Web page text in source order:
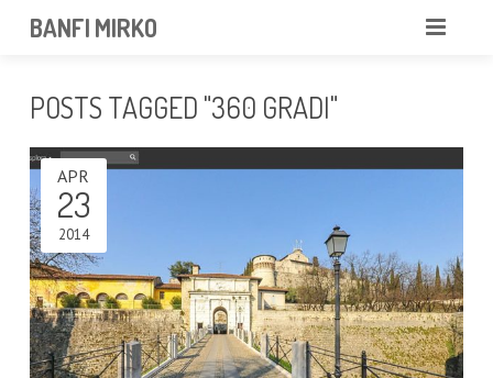
BANFI MIRKO
PROFESSIONISTA
PORTFOLIO
SERVIZI
NEWS
POSTS TAGGED "360 GRADI"
APR
23
2014